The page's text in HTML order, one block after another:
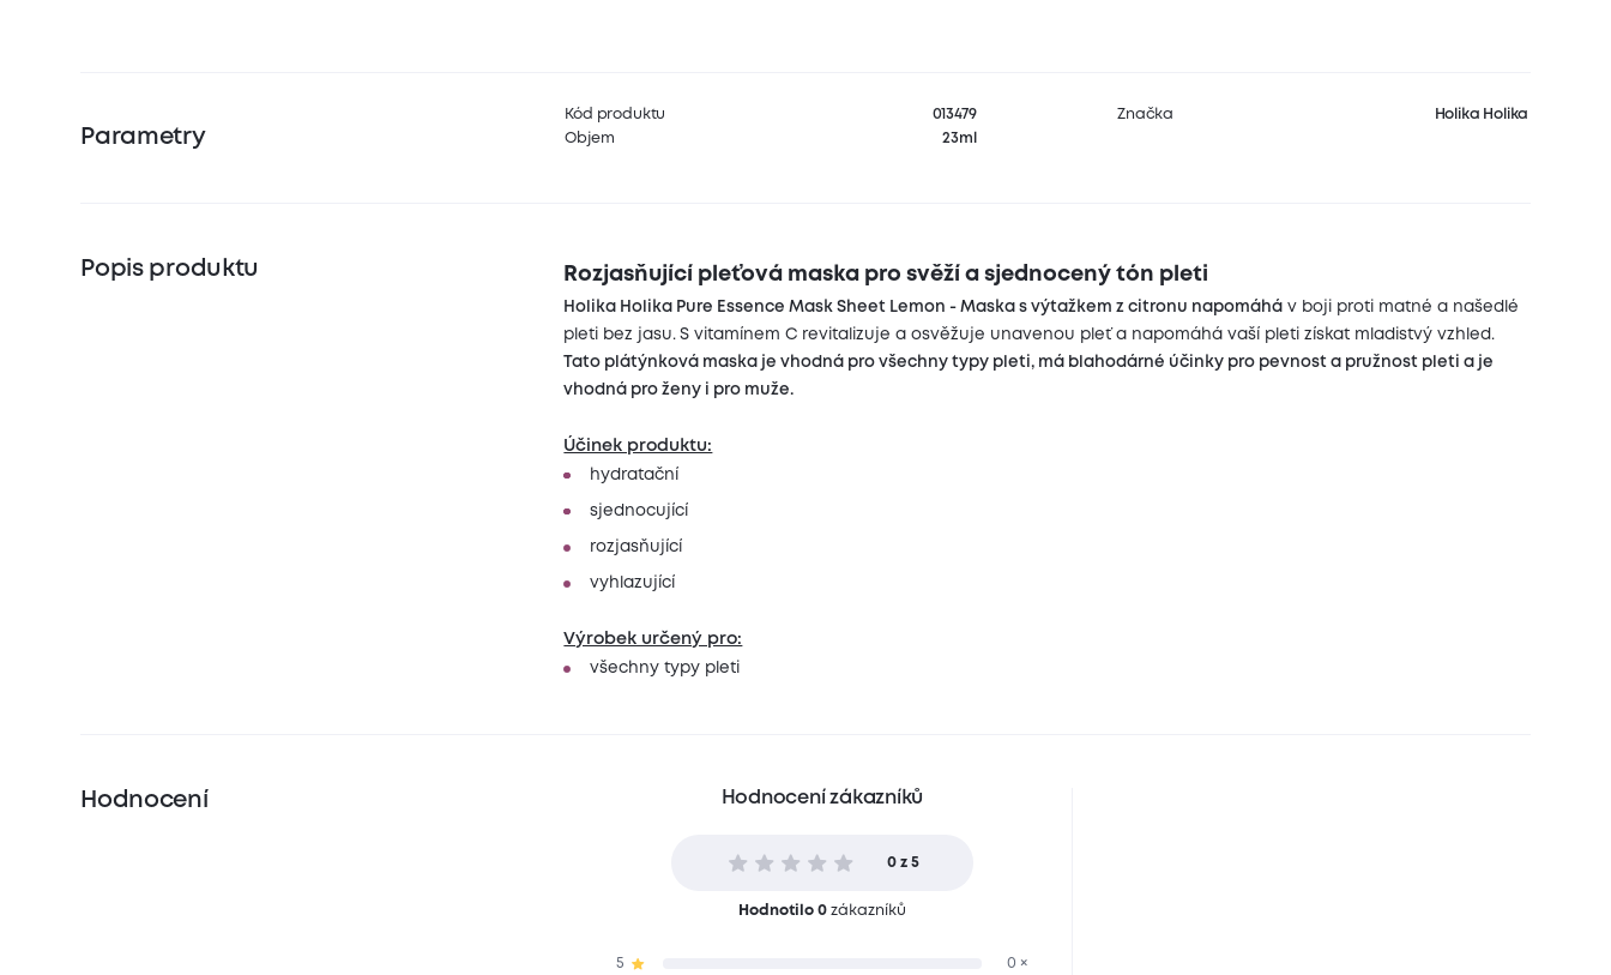
Parametry
Kód produktu
013479
Objem
23ml
Značka Holika Holika
Popis produktu Rozjasňující pleťová maska pro svěží a sjednocený tón pleti
Holika Holika Pure Essence Mask Sheet Lemon - Maska s výtažkem z citronu napomáhá v boji proti matné a našedlé
pleti bez jasu. S vitamínem C revitalizuje a osvěžuje unavenou pleť a napomáhá vaší pleti získat mladistvý vzhled.
Tato plátýnková maska je vhodná pro všechny typy pleti, má blahodárné účinky pro pevnost a pružnost pleti a je
vhodná pro ženy i pro muže.
Účinek produktu:
hydratační
sjednocující
rozjasňující
vyhlazující
Výrobek určený pro:
všechny typy pleti
Hodnocení Hodnocení zákazníků
0 z 5
Hodnotilo 0zákazníků
5 0 ×